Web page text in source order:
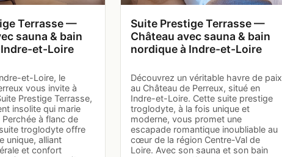
Terrasse —
sauna & bain
et-Loire
et-Loire, le
vous invite à
Prestige Terrasse,
insolite qui marie
à flanc de
troglodyte offre
unique, alliant
et confort
Suite Prestige Terrasse —
Château avec sauna & bain
nordique à Indre-et-Loire
Découvrez un véritable havre de paix
au Château de Perreux, situé en
Indre-et-Loire. Cette suite prestige
troglodyte, à la fois unique et
moderne, vous promet une
escapade romantique inoubliable au
cœur de la région Centre-Val de
Loire. Avec son sauna et son bain